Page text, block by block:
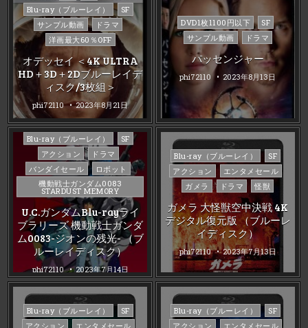
in
Blu-ray（ブルーレイ）
SF
サンプル動画
ドラマ
洋画最大60％OFF
オデッセイ ＜4K ULTRA
HD＋3D＋2Dブルーレイデ
ィスク/3枚組＞
phi72110 2023年8月21日
Posted
in
DVD1枚1100円以下
SF
サンプル動画
ドラマ
パッセンジャー
phi72110 2023年8月13日
Posted
Blu-ray（ブルーレイ）
SF
アクション
ドラマ
バンダイセール
ロボット
機動戦士ガンダム0083
STARDUST MEMORY
U.C.ガンダムBlu-rayライ
ブラリーズ 機動戦士ガンダ
ム0083-ジオンの残光- （ブ
ルーレイディスク）
phi72110 2023年7月14日
Posted
in
Blu-ray（ブルーレイ）
SF
アクション
エンタメセール
ガメラ
ドラマ 怪獣
ガメラ 大怪獣空中決戦 4K
デジタル復元版 （ブルーレ
イディスク）
phi72110 2023年7月13日
Posted
in
Blu-ray（ブルーレイ）
SF
アクション
エンタメセール
Posted
in
Blu-ray（ブルーレイ）
SF
アクション
エンタメセール